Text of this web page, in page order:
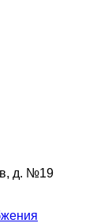
д. №19